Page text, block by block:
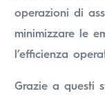
operazioni di
minimizzare le
l’efficienza
Grazie a questi